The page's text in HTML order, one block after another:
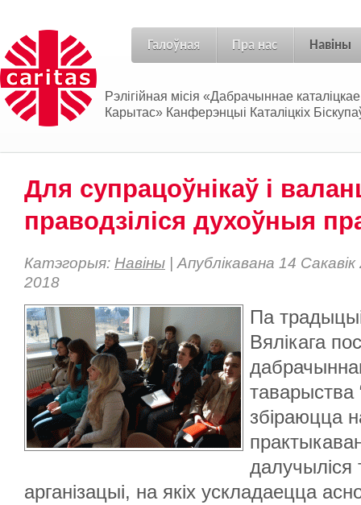
Галоўная Пра нас Навіны
Рэлігійная місія «Дабрачыннае
Карытас» Канферэнцыі Каталіцкіх
Для супрацоўнікаў і
праводзіліся духоўныя
Катэгорыя: Навіны | Апублікавана 14
2018
Па
Вялікага
таварыства
збіраюцца
арганізацыі, на якіх ускладаецца